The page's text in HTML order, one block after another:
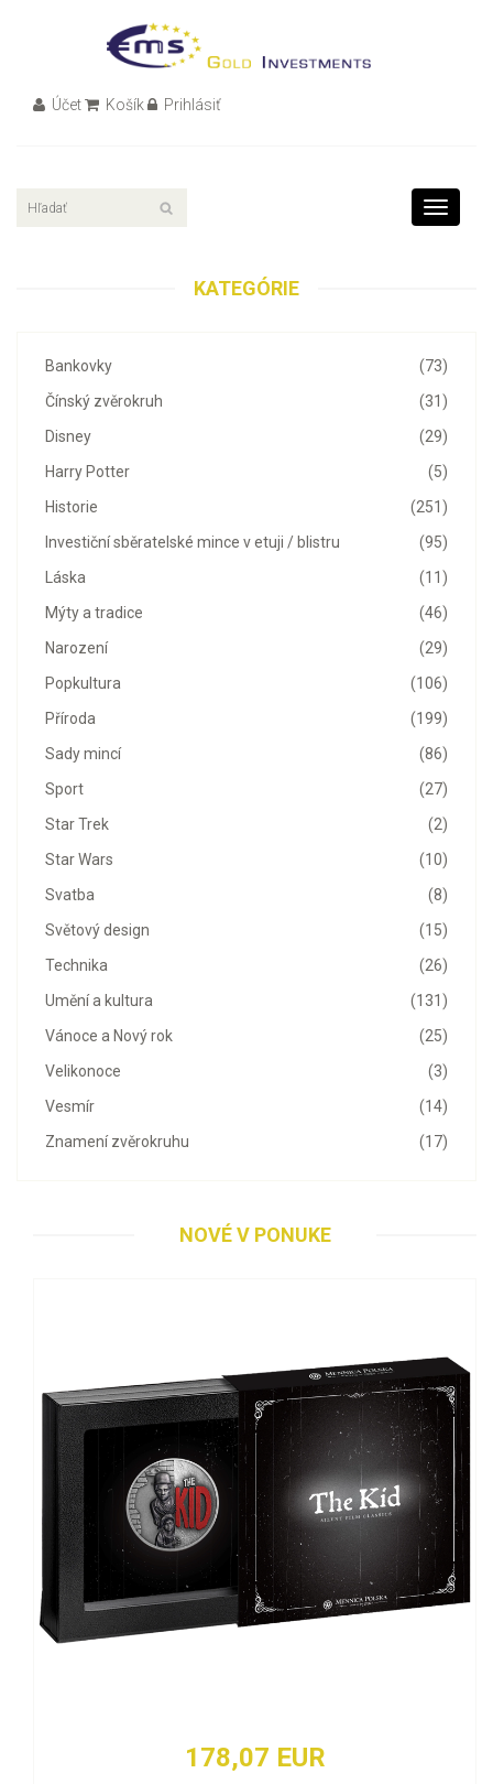
Účet Košík Prihlásiť
Toggle
KATEGÓRIE
(73)
Bankovky
(31)
Čínský zvěrokruh
(29)
Disney
(5)
Harry Potter
(251)
Historie
(95)
Investiční sběratelské mince v etuji / blistru
(11)
Láska
(46)
Mýty a tradice
(29)
Narození
(106)
Popkultura
(199)
Příroda
(86)
Sady mincí
(27)
Sport
(2)
Star Trek
(10)
Star Wars
(8)
Svatba
(15)
Světový design
(26)
Technika
(131)
Umění a kultura
(25)
Vánoce a Nový rok
(3)
Velikonoce
(14)
Vesmír
(17)
Znamení zvěrokruhu
NOVÉ V PONUKE
178,07 EUR